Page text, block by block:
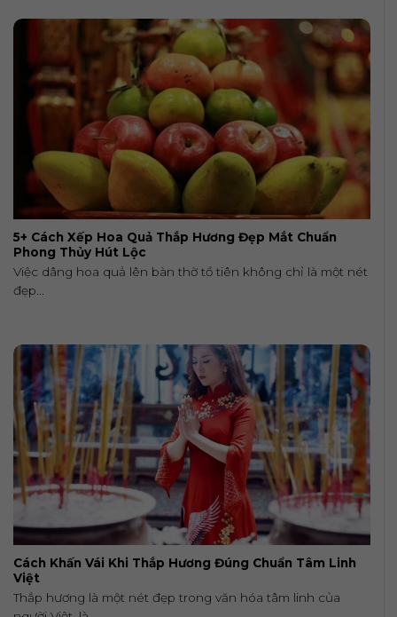
5+ Cách Xếp Hoa Quả Thắp Hương Đẹp Mắt Chuẩn
Phong Thủy Hút Lộc
Việc dâng hoa quả lên bàn thờ tổ tiên không chỉ là một nét
đẹp...
Cách Khấn Vái Khi Thắp Hương Đúng Chuẩn Tâm Linh
Việt
Thắp hương là một nét đẹp trong văn hóa tâm linh của